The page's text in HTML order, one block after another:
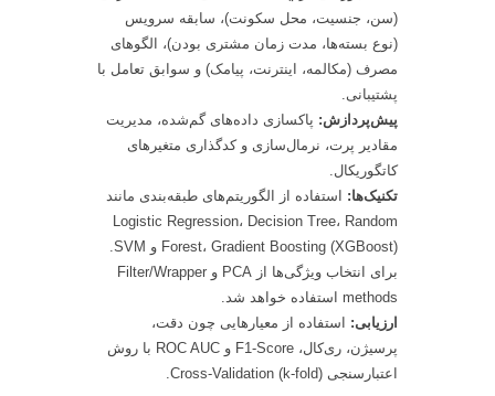
(سن، جنسیت، محل سکونت)، سابقه سرویس
(نوع بسته‌ها، مدت زمان مشتری بودن)، الگوهای
مصرف (مکالمه، اینترنت، پیامک) و سوابق تعامل با
پشتیبانی.
پیش‌پردازش:پاکسازی داده‌های گم‌شده، مدیریت
مقادیر پرت، نرمال‌سازی و کدگذاری متغیرهای
کاتگوریکال.
تکنیک‌ها:استفاده از الگوریتم‌های طبقه‌بندی مانند
Logistic Regression، Decision Tree، Random
برای انتخاب ویژگی‌ها از PCA و Filter/Wrapper
methods استفاده خواهد شد.
ارزیابی:استفاده از معیارهایی چون دقت،
پرسیژن، ری‌کال، F1-Score و ROC AUC با روش
اعتبارسنجی Cross-Validation (k-fold).